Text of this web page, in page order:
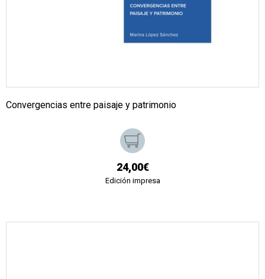
Convergencias entre paisaje y patrimonio
24,00€
Edición impresa